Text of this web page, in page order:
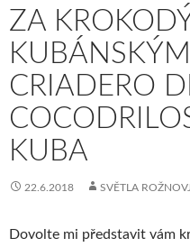
ZA
CRIADERO
KUBA
22.6.2018 SVĚTLA
Dovolte mi představit vám